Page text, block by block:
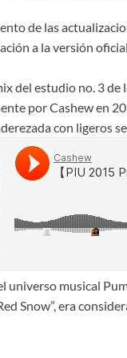
de las
a la versión
del estudio no. 3 de
por Cashew en
con ligeros
universo musical
Snow”, era